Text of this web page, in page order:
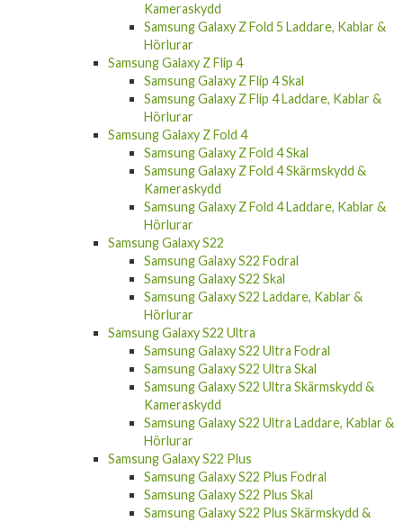
Kameraskydd
Samsung Galaxy Z Fold 5 Laddare, Kablar &
Hörlurar
Samsung Galaxy Z Flip 4
Samsung Galaxy Z Flip 4 Skal
Samsung Galaxy Z Flip 4 Laddare, Kablar &
Hörlurar
Samsung Galaxy Z Fold 4
Samsung Galaxy Z Fold 4 Skal
Samsung Galaxy Z Fold 4 Skärmskydd &
Kameraskydd
Samsung Galaxy Z Fold 4 Laddare, Kablar &
Hörlurar
Samsung Galaxy S22
Samsung Galaxy S22 Fodral
Samsung Galaxy S22 Skal
Samsung Galaxy S22 Laddare, Kablar &
Hörlurar
Samsung Galaxy S22 Ultra
Samsung Galaxy S22 Ultra Fodral
Samsung Galaxy S22 Ultra Skal
Samsung Galaxy S22 Ultra Skärmskydd &
Kameraskydd
Samsung Galaxy S22 Ultra Laddare, Kablar &
Hörlurar
Samsung Galaxy S22 Plus
Samsung Galaxy S22 Plus Fodral
Samsung Galaxy S22 Plus Skal
Samsung Galaxy S22 Plus Skärmskydd &